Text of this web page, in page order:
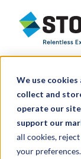
We use
collect and
operate our
support our
all cookies,
your
Stout